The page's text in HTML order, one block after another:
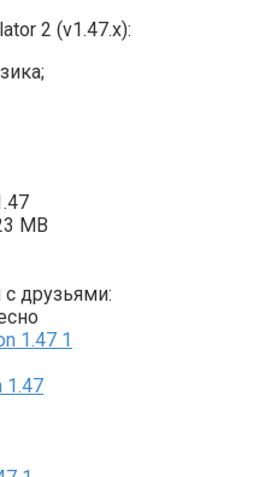
2 (v1.47.x):
MB
друзьями:
1.47